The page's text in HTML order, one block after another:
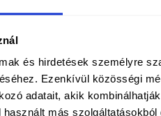
és hirdetések személyre
Ezenkívül közösségi
adatait, akik
más szolgáltatásokból
viszony
mint kiemelt
partnerséget